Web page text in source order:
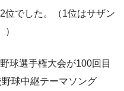
位でした。（1位はサザン
球選手権大会が100回目
球中継テーマソング